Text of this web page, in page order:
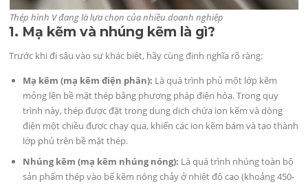
Thép hình V đang là lựa chọn của nhiều doanh nghiệp
1. Mạ kẽm và nhúng kẽm là gì?
Trước khi đi sâu vào sự khác biệt, hãy cùng định nghĩa rõ ràng:
Mạ kẽm (mạ kẽm điện phân): Là quá trình phủ một lớp kẽm
mỏng lên bề mặt thép bằng phương pháp điện hóa. Trong quy
trình này, thép được đặt trong dung dịch chứa ion kẽm và dòng
điện một chiều được chạy qua, khiến các ion kẽm bám và tạo thành
lớp phủ trên bề mặt thép.
Nhúng kẽm (mạ kẽm nhúng nóng): Là quá trình nhúng toàn bộ
sản phẩm thép vào bể kẽm nóng chảy ở nhiệt độ cao (khoảng 450-